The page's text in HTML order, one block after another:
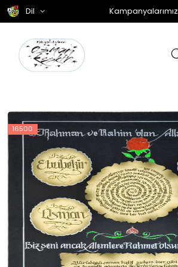
Dil Kampanyalarımız
16500